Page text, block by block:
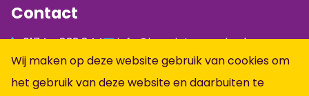
Contact
0174 - 833 844
info@jumpintopeople.nl
Facebook
Instagram
Wij maken op deze website gebruik van cookies om
het gebruik van deze website en daarbuiten te